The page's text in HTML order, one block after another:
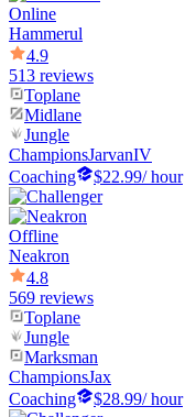
Online
Hammerul
4.9
513 reviews
Toplane
Midlane
Jungle
ChampionsJarvanIV
Coaching
$22.99/ hour
Offline
Neakron
4.8
569 reviews
Toplane
Jungle
Marksman
ChampionsJax
Coaching
$28.99/ hour